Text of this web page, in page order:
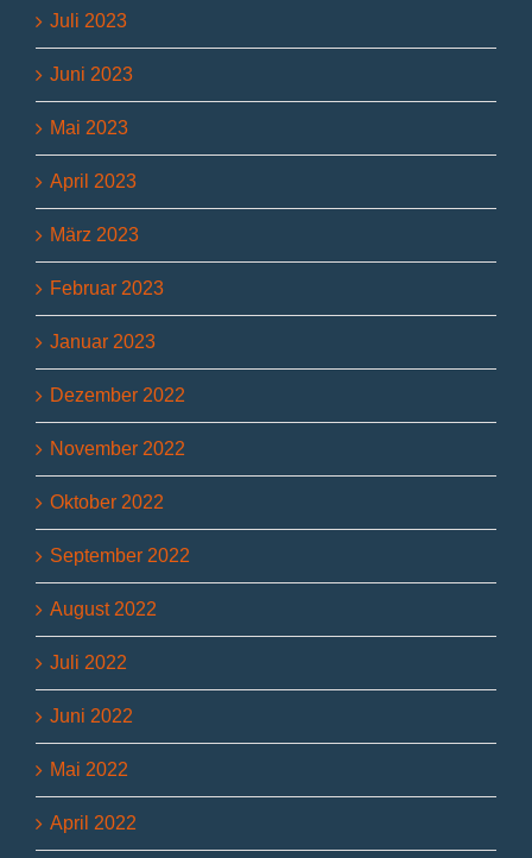
Juli 2023
Juni 2023
Mai 2023
April 2023
März 2023
Februar 2023
Januar 2023
Dezember 2022
November 2022
Oktober 2022
September 2022
August 2022
Juli 2022
Juni 2022
Mai 2022
April 2022